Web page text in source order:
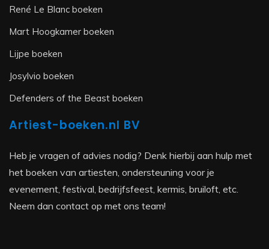
René Le Blanc boeken
Mart Hoogkamer boeken
Lijpe boeken
Josylvio boeken
Defenders of the Beast boeken
Artiest-boeken.nl BV
Heb je vragen of advies nodig? Denk hierbij aan hulp met
het boeken van artiesten, ondersteuning voor je
evenement, festival, bedrijfsfeest, kermis, bruiloft, etc.
Neem dan contact op met ons team!